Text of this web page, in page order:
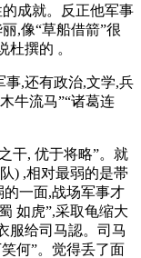
成就。反正他军事
,像“草船借箭”很
杜撰的 。
事,还有政治,文学,兵
牛流马”“诸葛连
干, 优于将略”。就
) ,相对最弱的是帯
一面,战场军事才
如虎”,采取龟缩大
服给司马認。司马
何”。觉得丢了面